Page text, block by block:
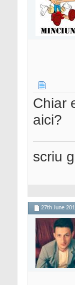
Chiar
aici?
scriu
27th June